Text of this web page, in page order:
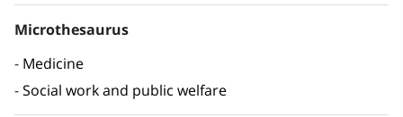
Microthesaurus
Medicine
Social work and public welfare